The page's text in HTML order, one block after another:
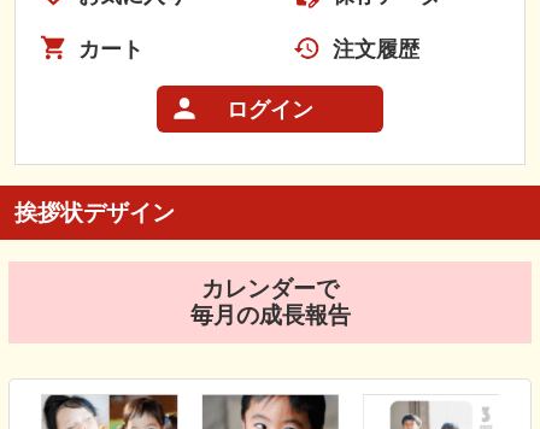
カート 注文履歴
ログイン
挨拶状デザイン
カレンダーで
毎月の成長報告